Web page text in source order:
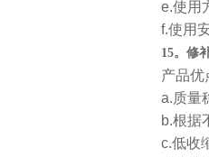
e.使用
f.使用
15。修
产品优
a.质量
b.根据
c.低收